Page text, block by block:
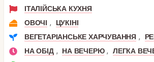
ІТАЛІЙСЬКА КУХНЯ
ОВОЧІ ,
ЦУКІНІ
ВЕГЕТАРІАНСЬКЕ ХАРЧУВАННЯ ,
НА ОБІД , НА ВЕЧЕРЮ , ЛЕГКА